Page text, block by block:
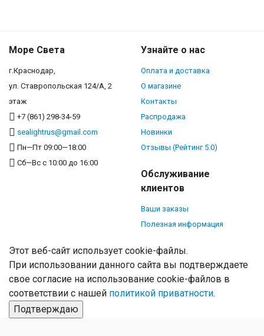
Море Света
г.Краснодар,
ул. Ставропольская 124/А, 2
этаж
+7 (861) 298-34-59
sealightrus@gmail.com
Пн—Пт 09:00—18:00
Сб—Вс с 10:00 до 16:00
Узнайте о нас
Оплата и доставка
О магазине
Контакты
Распродажа
Новинки
Отзывы (Рейтинг 5.0)
Обслуживание
клиентов
Ваши заказы
Полезная информация
Этот веб-сайт использует cookie-файлы.
При использовании данного сайта вы подтверждаете
свое согласие на использование cookie-файлов в
соответствии с нашей политикой приватности.
Подтверждаю